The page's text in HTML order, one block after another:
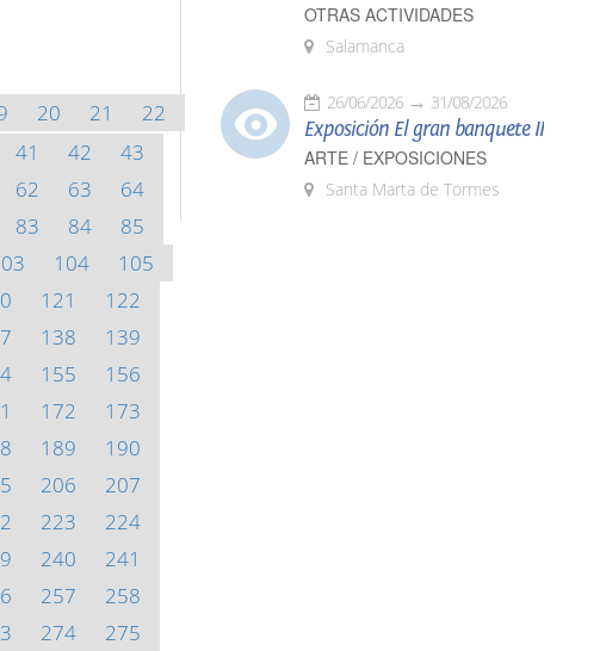
20 21
22
41 42
43
62 63
64
83 84
85
104
105
121
122
138
139
155
156
172
173
189
190
206
207
223
224
240
241
257
258
274 275
OTRAS ACTIVIDADES
Salamanca
26/06/2026 31/08/2026
Exposición El gran banquete II
ARTE / EXPOSICIONES
Santa Marta de Tormes